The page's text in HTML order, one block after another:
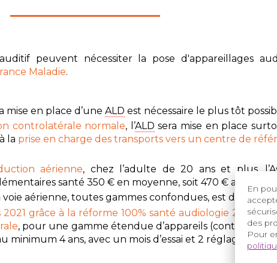
En
des
Pour
peuvent nécessiter la pose d'appareillages
Maladie.
mise en place d’une ALD est nécessaire le plus tôt
controlatérale normale, l’ALD sera mise en place
la prise en charge des transports vers un centre de
aérienne, chez l’adulte de 20 ans et plus,
santé 350 € en moyenne, soit 470 € au total.
aérienne, toutes gammes confondues, est de 1535 €.
grâce à la réforme 100% santé audiologie 2019-
, pour une gamme étendue d’appareils (contour
4 ans, avec un mois d’essai et 2 réglages par